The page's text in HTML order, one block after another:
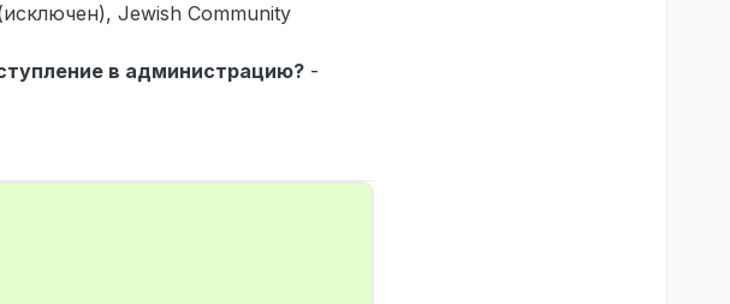
Jewish Community
в администрацию? -